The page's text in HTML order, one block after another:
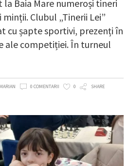
la Baia Mare numeroși tineri
Clubul „Tinerii Lei”
cu șapte sportivi, prezenți în
ale competiției. În turneul
0 COMENTARII 0 SHARE